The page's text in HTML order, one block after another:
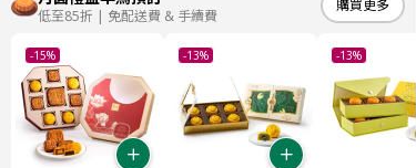
低至85折 | 免配送費 & 手續費
購買更多
-15% -13% -13%